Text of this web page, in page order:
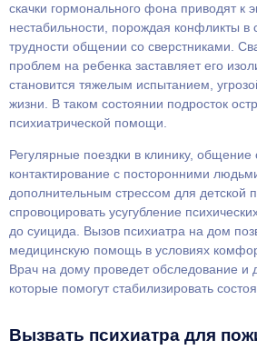
скачки гормонального фона приводят к
нестабильности, порождая конфликты в
трудности общении со сверстниками.
проблем на ребенка заставляет его
становится тяжелым испытанием,
жизни. В таком состоянии подросток
психиатрической помощи.
Регулярные поездки в клинику, общение
контактирование с посторонними
дополнительным стрессом для детской
спровоцировать усугубление
до суицида. Вызов психиатра на дом
медицинскую помощь в условиях
Врач на дому проведет обследование и
которые помогут стабилизировать
Вызвать психиатра для